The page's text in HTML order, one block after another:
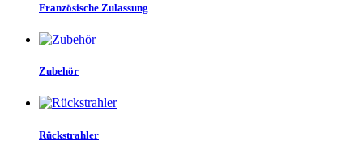
Französische Zulassung
Zubehör
Rückstrahler